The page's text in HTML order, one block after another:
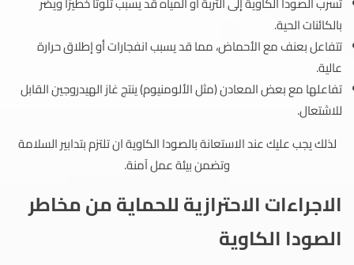
بالكائنات الحية.
تتفاعل بعنف مع الأحماض، مما قد يسبب انفجارات أو إطلاق حرارة
عالية.
تفاعلها مع بعض المعادن (مثل الألومنيوم) ينتج غاز الهيدروجين القابل
للاشتعال.
لذلك يجب عليك عند الاستعانة بالصودا الكاوية ان تلتزم بتدابير السلامة
وتضمن بيئة عمل آمنة.
الاجراءات الاحترازية للحماية من مخاطر
الصودا الكاوية